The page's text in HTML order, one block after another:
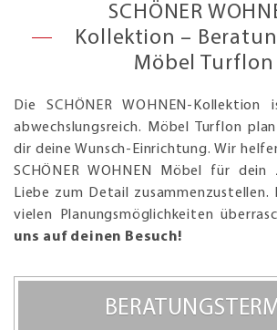
SCHÖNER
Kollektion –
Möbel Turflon
Die SCHÖNER WOHNEN-
abwechslungsreich. Möbel Turflon
dir deine Wunsch-Einrichtung. Wir
SCHÖNER WOHNEN Möbel für dein
Liebe zum Detail zusammenzustellen.
vielen Planungsmöglichkeiten
uns auf deinen Besuch!